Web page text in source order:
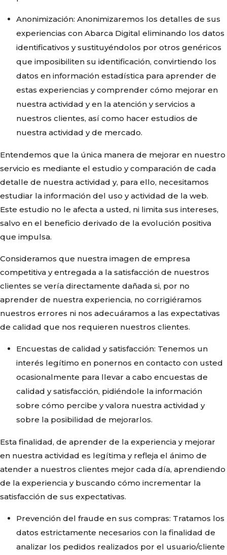
Anonimización: Anonimizaremos los detalles de sus
experiencias con Abarca Digital eliminando los datos
identificativos y sustituyéndolos por otros genéricos
que imposibiliten su identificación, convirtiendo los
datos en información estadística para aprender de
estas experiencias y comprender cómo mejorar en
nuestra actividad y en la atención y servicios a
nuestros clientes, así como hacer estudios de
nuestra actividad y de mercado.
Entendemos que la única manera de mejorar en nuestro
servicio es mediante el estudio y comparación de cada
detalle de nuestra actividad y, para ello, necesitamos
estudiar la información del uso y actividad de la web.
Este estudio no le afecta a usted, ni limita sus intereses,
salvo en el beneficio derivado de la evolución positiva
que impulsa.
Consideramos que nuestra imagen de empresa
competitiva y entregada a la satisfacción de nuestros
clientes se vería directamente dañada si, por no
aprender de nuestra experiencia, no corrigiéramos
nuestros errores ni nos adecuáramos a las expectativas
de calidad que nos requieren nuestros clientes.
Encuestas de calidad y satisfacción: Tenemos un
interés legítimo en ponernos en contacto con usted
ocasionalmente para llevar a cabo encuestas de
calidad y satisfacción, pidiéndole la información
sobre cómo percibe y valora nuestra actividad y
sobre la posibilidad de mejorarlos.
Esta finalidad, de aprender de la experiencia y mejorar
en nuestra actividad es legítima y refleja el ánimo de
atender a nuestros clientes mejor cada día, aprendiendo
de la experiencia y buscando cómo incrementar la
satisfacción de sus expectativas.
Prevención del fraude en sus compras: Tratamos los
datos estrictamente necesarios con la finalidad de
analizar los pedidos realizados por el usuario/cliente